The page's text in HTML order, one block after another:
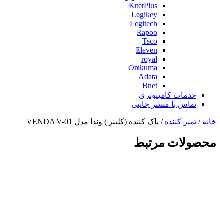
KnetPlus
Logikey
Logitech
Rapoo
Tsco
Eleven
royal
Onikuma
Adata
Bnet
خدمات کامپیوتری
تماس با مستر جانبی
خانه / تمیز کننده / پاک کننده (کلینر ) وندا مدل VENDA V-01
محصولات مرتبط